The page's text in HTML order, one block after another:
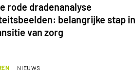
rode dradenanalyse
belangrijke stap in
van zorg
NIEUWS